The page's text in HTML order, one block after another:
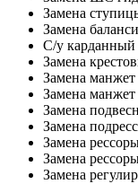
Замена
Замена
С/у карданный
Замена
Замена
Замена манжет
Замена
Замена
Замена
Замена
Замена